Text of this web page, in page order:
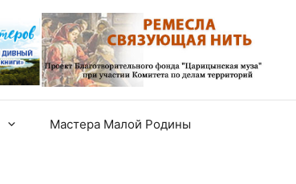
Мастера Малой Родины